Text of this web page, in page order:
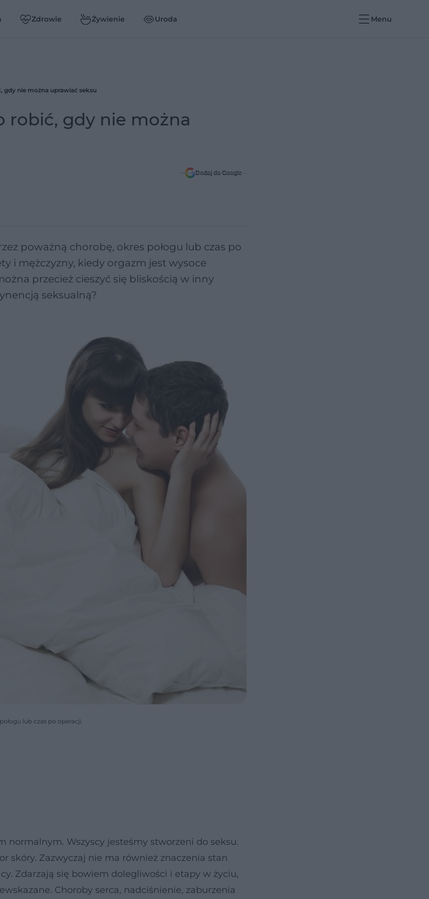
Zdrowie Żywienie Uroda Menu
gdy nie można uprawiać seksu
robić, gdy nie można
Dodaj do Google
poważną chorobę, okres połogu lub czas po
i mężczyzny, kiedy orgazm jest wysoce
przecież cieszyć się bliskością w inny
seksualną?
lub czas po operacji.
normalnym. Wszyscy jesteśmy stworzeni do seksu.
skóry. Zazwyczaj nie ma również znaczenia stan
Zdarzają się bowiem dolegliwości i etapy w życiu,
Choroby serca, nadciśnienie, zaburzenia